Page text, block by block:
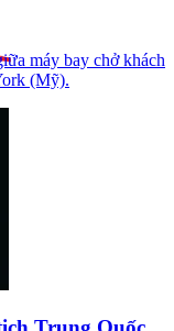
máy bay chở khách
(Mỹ).